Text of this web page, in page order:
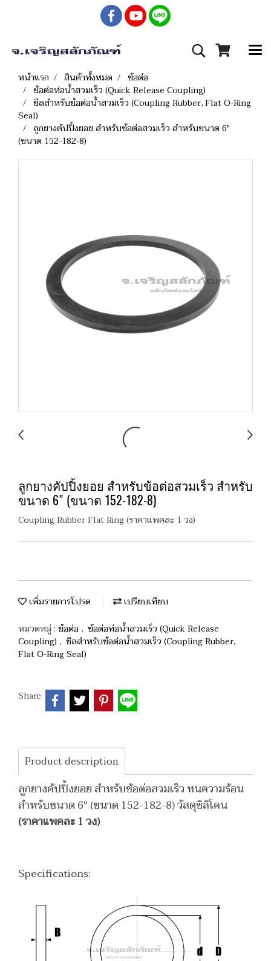
หน้าแรก สินค้าทั้งหมด
ข้อต่อ
ข้อต่อท่อน้ำสวมเร็ว (Quick Release Coupling)
ซีลสำหรับข้อต่อน้ำสวมเร็ว (Coupling Rubber, Flat O-Ring
Seal)
ลูกยางคัปปิ้งยอย สำหรับข้อต่อสวมเร็ว สำหรับขนาด 6"
(ขนาด 152-182-8)
ลูกยางคัปปิ้งยอย สำหรับข้อต่อสวมเร็ว สำหรับ
ขนาด 6" (ขนาด 152-182-8)
Coupling Rubber Flat Ring (ราคาแพคละ 1 วง)
เพิ่มรายการโปรด
เปรียบเทียบ
หมวดหมู่ : ข้อต่อ , ข้อต่อท่อน้ำสวมเร็ว (Quick Release
Coupling) , ซีลสำหรับข้อต่อน้ำสวมเร็ว (Coupling Rubber,
Flat O-Ring Seal)
Share
Product description
ลูกยางคัปปิ้งยอย สำหรับข้อต่อสวมเร็ว ทนความร้อน
สำหรับขนาด 6" (ขนาด 152-182-8) วัสดุซิลิโคน
(ราคาแพคละ 1 วง)
Specifications: